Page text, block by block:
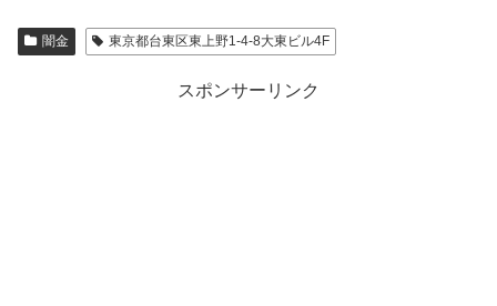
闇金 東京都台東区東上野1-4-8大東ビル4F
スポンサーリンク